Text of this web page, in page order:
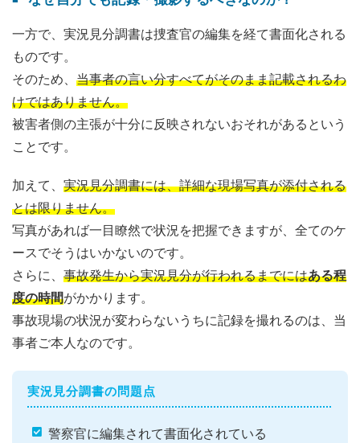
一方で、実況見分調書は捜査官の編集を経て書面化される
ものです。
そのため、 当事者の言い分すべてがそのまま記載されるわ
けではありません。
被害者側の主張が十分に反映されないおそれがあるという
ことです。
加えて、 実況見分調書には、詳細な現場写真が添付される
とは限りません。
写真があれば一目瞭然で状況を把握できますが、全てのケ
ースでそうはいかないのです。
さらに、 事故発生から実況見分が行われるまでにはある程
度の時間がかかります。
事故現場の状況が変わらないうちに記録を撮れるのは、当
事者ご本人なのです。
実況見分調書の問題点
警察官に編集されて書面化されている